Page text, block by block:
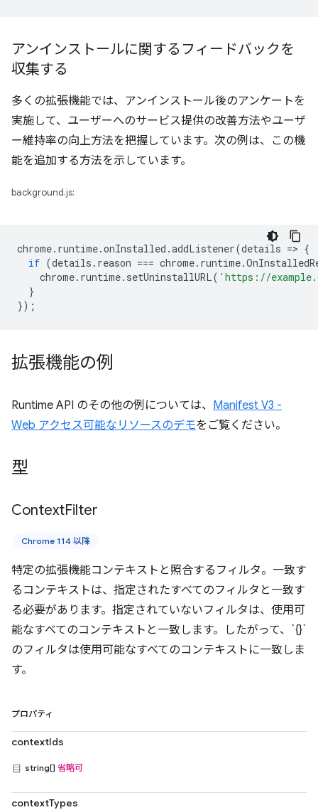
アンインストールに関するフィードバックを
収集する
多くの拡張機能では、アンインストール後のアンケートを
実施して、ユーザーへのサービス提供の改善方法やユーザ
ー維持率の向上方法を把握しています。次の例は、この機
能を追加する方法を示しています。
background.js:
chrome. runtime.onInstalled .addListener(details => {
if (details . reason === chrome. runtime.
chrome. runtime. setUninstallURL( 'https://
}
});
拡張機能の例
Runtime API のその他の例については、 Manifest V3 -
Web アクセス可能なリソースのデモをご覧ください。
型
ContextFilter
Chrome 114 以降
特定の拡張機能コンテキストと照合するフィルタ。一致す
るコンテキストは、指定されたすべてのフィルタと一致す
る必要があります。指定されていないフィルタは、使用可
能なすべてのコンテキストと一致します。したがって、`{}`
のフィルタは使用可能なすべてのコンテキストに一致しま
す。
プロパティ
contextIds
string[] 省略可
contextTypes